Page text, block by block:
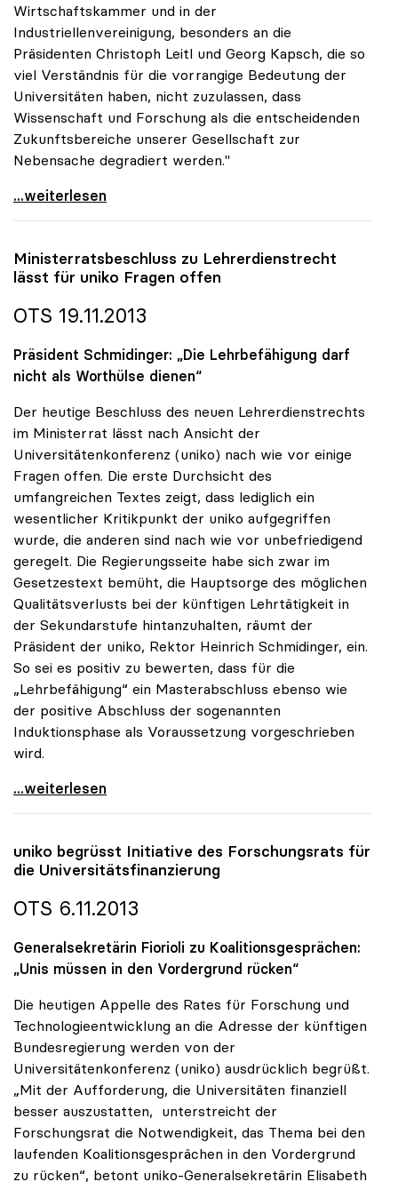
Wirtschaftskammer und in der
Industriellenvereinigung, besonders an die
Präsidenten Christoph Leitl und Georg Kapsch, die so
viel Verständnis für die vorrangige Bedeutung der
Universitäten haben, nicht zuzulassen, dass
Wissenschaft und Forschung als die entscheidenden
Zukunftsbereiche unserer Gesellschaft zur
Nebensache degradiert werden."
uniko-Appell: Keine Angelobung der Regierung ohne
...weiterlesen
Ministerratsbeschluss zu Lehrerdienstrecht
lässt für uniko Fragen offen
OTS 19.11.2013
Präsident Schmidinger: „Die Lehrbefähigung darf
nicht als Worthülse dienen“
Der heutige Beschluss des neuen Lehrerdienstrechts
im Ministerrat lässt nach Ansicht der
Universitätenkonferenz (uniko) nach wie vor einige
Fragen offen. Die erste Durchsicht des
umfangreichen Textes zeigt, dass lediglich ein
wesentlicher Kritikpunkt der uniko aufgegriffen
wurde, die anderen sind nach wie vor unbefriedigend
geregelt. Die Regierungsseite habe sich zwar im
Gesetzestext bemüht, die Hauptsorge des möglichen
Qualitätsverlusts bei der künftigen Lehrtätigkeit in
der Sekundarstufe hintanzuhalten, räumt der
Präsident der uniko, Rektor Heinrich Schmidinger, ein.
So sei es positiv zu bewerten, dass für die
„Lehrbefähigung“ ein Masterabschluss ebenso wie
der positive Abschluss der sogenannten
Induktionsphase als Voraussetzung vorgeschrieben
wird.
Ministerratsbeschluss zu Lehrerdienstrecht lässt
...weiterlesen
uniko begrüsst Initiative des Forschungsrats für
die Universitätsfinanzierung
OTS 6.11.2013
Generalsekretärin Fiorioli zu Koalitionsgesprächen:
„Unis müssen in den Vordergrund rücken“
Die heutigen Appelle des Rates für Forschung und
Technologieentwicklung an die Adresse der künftigen
Bundesregierung werden von der
Universitätenkonferenz (uniko) ausdrücklich begrüßt.
„Mit der Aufforderung, die Universitäten finanziell
besser auszustatten, unterstreicht der
Forschungsrat die Notwendigkeit, das Thema bei den
laufenden Koalitionsgesprächen in den Vordergrund
zu rücken“, betont uniko-Generalsekretärin Elisabeth